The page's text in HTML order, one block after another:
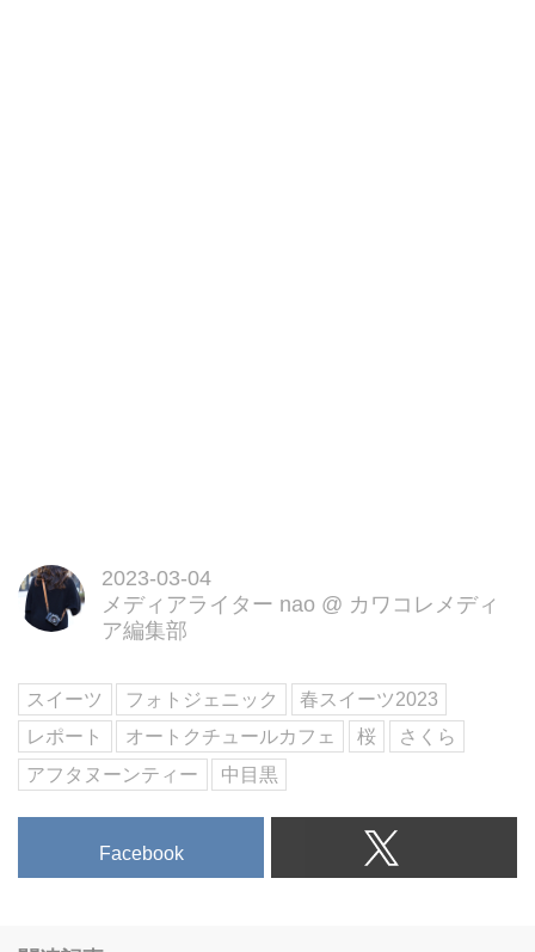
2023-03-04
メディアライター nao @ カワコレメディ
ア編集部
スイーツ フォトジェニック
春スイーツ2023
レポート
オートクチュールカフェ 桜
さくら
アフタヌーンティー
中目黒
Facebook